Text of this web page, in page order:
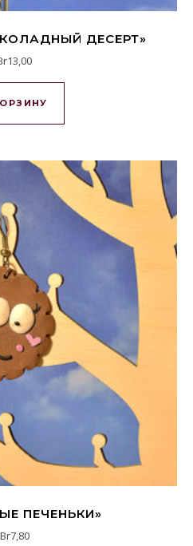
ДЕСЕРТ»
13,00
ПЕЧЕНЬКИ»
Br7,80